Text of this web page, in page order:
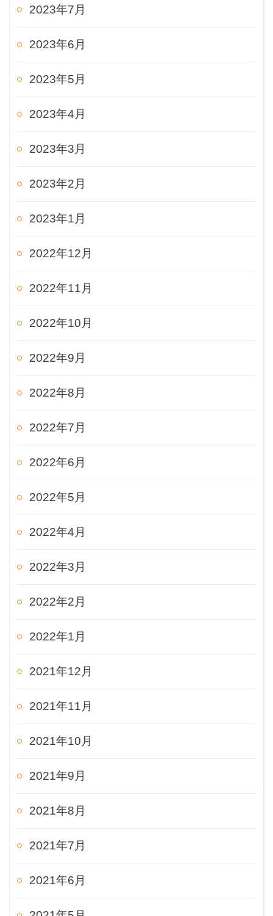
2023年7月
2023年6月
2023年5月
2023年4月
2023年3月
2023年2月
2023年1月
2022年12月
2022年11月
2022年10月
2022年9月
2022年8月
2022年7月
2022年6月
2022年5月
2022年4月
2022年3月
2022年2月
2022年1月
2021年12月
2021年11月
2021年10月
2021年9月
2021年8月
2021年7月
2021年6月